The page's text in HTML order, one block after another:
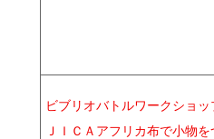
ビブリオバトルワークショ
ＪＩＣＡアフリカ布で小物